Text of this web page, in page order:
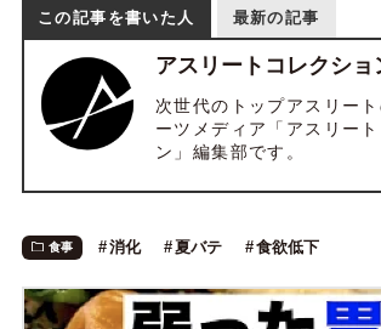
この記事を書いた人 最新の記事
アスリートコレクショ
次世代のトップアスリー
ーツメディア「アスリート
ン」編集部です。
食事 消化 夏バテ 食欲低下